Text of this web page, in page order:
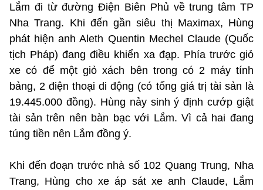
Lắm đi từ đường Điện Biên Phủ về trung tâm TP
Nha Trang. Khi đến gần siêu thị Maximax, Hùng
phát hiện anh Aleth Quentin Mechel Claude (Quốc
tịch Pháp) đang điều khiển xa đạp. Phía trước giỏ
xe có để một giỏ xách bên trong có 2 máy tính
bảng, 2 điện thoại di động (có tổng giá trị tài sản là
19.445.000 đồng). Hùng nảy sinh ý định cướp giật
tài sản trên nên bàn bạc với Lắm. Vì cả hai đang
túng tiền nên Lắm đồng ý.
Khi đến đoạn trước nhà số 102 Quang Trung, Nha
Trang, Hùng cho xe áp sát xe anh Claude, Lắm